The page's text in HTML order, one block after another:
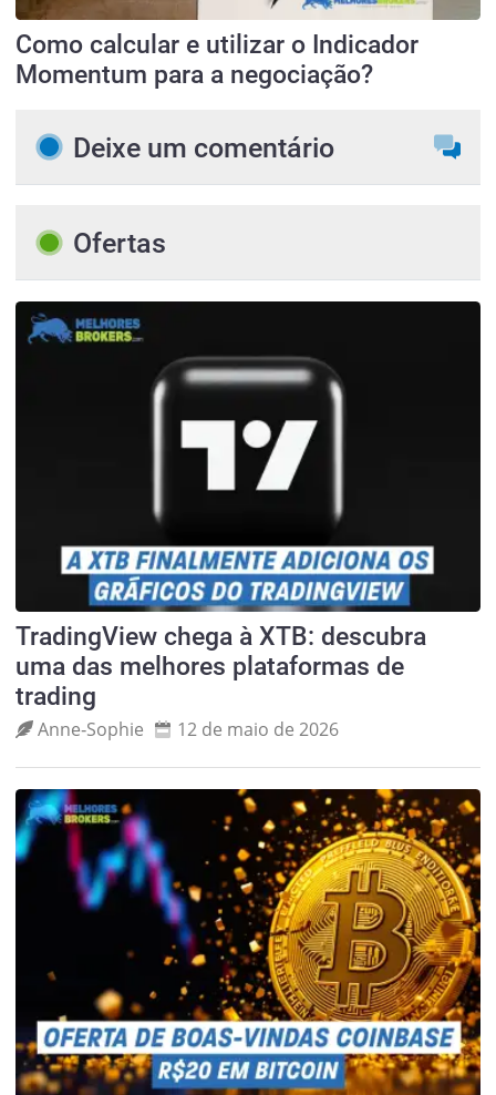
Como calcular e utilizar o Indicador
Momentum para a negociação?
Deixe um comentário
Ofertas
TradingView chega à XTB: descubra
uma das melhores plataformas de
trading
Anne‑Sophie 12 de maio de 2026